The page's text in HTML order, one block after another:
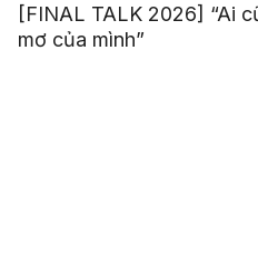
[FINAL TALK 2026] “Ai
mơ của mình”